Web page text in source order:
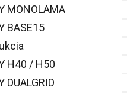
MONOLAMA
BASE15
H40 / H50
DUALGRID